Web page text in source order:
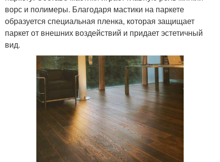
ворс и полимеры. Благодаря мастики на паркете
образуется специальная пленка, которая защищает
паркет от внешних воздействий и придает эстетичный
вид.